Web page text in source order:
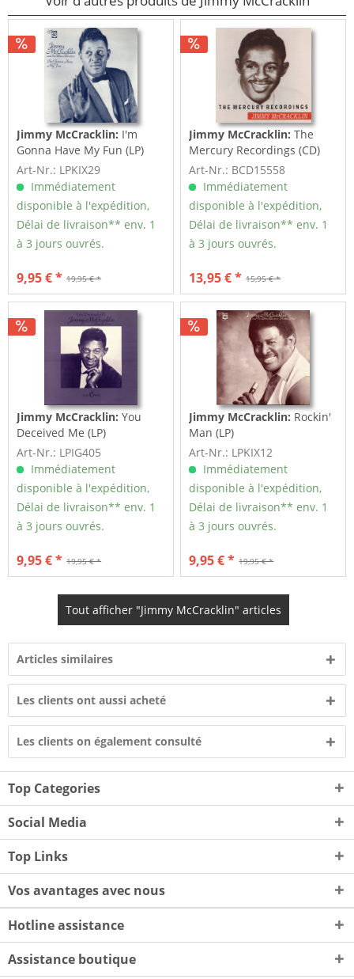
Jimmy McCracklin: I'm
Gonna Have My Fun (LP)
Art-Nr.: LPKIX29
Immédiatement
disponible à l'expédition,
Délai de livraison** env. 1
à 3 jours ouvrés.
19,95 € *
9,95 € *
Jimmy McCracklin:The
Mercury Recordings (CD)
Art-Nr.: BCD15558
Immédiatement
disponible à l'expédition,
Délai de livraison** env. 1
à 3 jours ouvrés.
15,95 € *
13,95 € *
Jimmy McCracklin:You
Deceived Me (LP)
Art-Nr.: LPIG405
Immédiatement
disponible à l'expédition,
Délai de livraison** env. 1
à 3 jours ouvrés.
19,95 € *
9,95 € *
Jimmy McCracklin: Rockin'
Man (LP)
Art-Nr.: LPKIX12
Immédiatement
disponible à l'expédition,
Délai de livraison** env. 1
à 3 jours ouvrés.
19,95 € *
9,95 € *
Tout afficher "Jimmy McCracklin" articles
Articles similaires
Les clients ont aussi acheté
Les clients on également consulté
Top Categories
Social Media
Top Links
Vos avantages avec nous
Hotline assistance
Assistance boutique